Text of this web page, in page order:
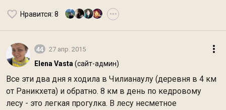
Нравится: 8 •••
44 27 апр. 2015
Elena Vasta (сайт-админ)
Все эти два дня я ходила в Чилианаулу (деревня в 4 км
от Раникхета) и обратно. 8 км в день по кедровому
лесу - это легкая прогулка. В лесу несметное